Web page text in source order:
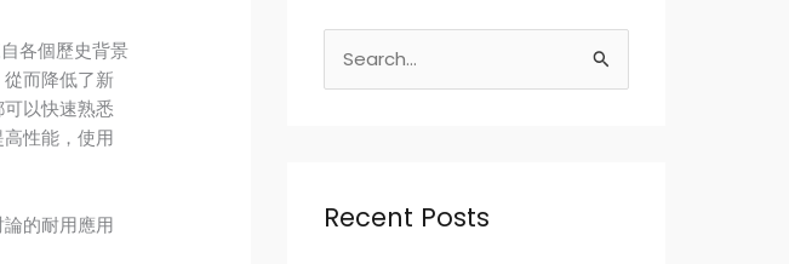
各個歷史背景
而降低了新
以快速熟悉
性能，使用
的耐用應用
e
c
Recent Posts